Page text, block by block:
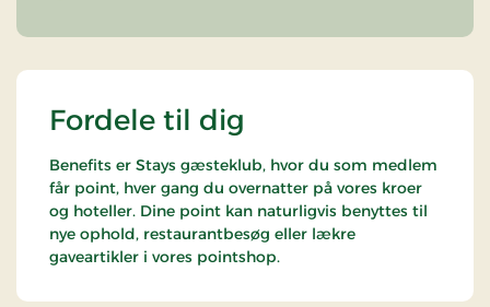
Fordele til dig
Benefits er Stays gæsteklub, hvor du som medlem
får point, hver gang du overnatter på vores kroer
og hoteller. Dine point kan naturligvis benyttes til
nye ophold, restaurantbesøg eller lækre
gaveartikler i vores pointshop.